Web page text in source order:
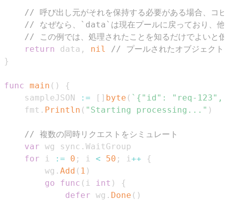
// 呼び出し元がそれを保持する必要がある場合、コ
// なぜなら、`data`は現在プールに戻っており、他
// この例では、処理されたことを知るだけでよいと
return
data , nil
// プールされたオブジェクト
}
func main ( )
{
	sampleJSON
:= [ ] byte ( `{"id": "req-123",
	fmt
. Println ( "Starting processing..." )
// 複数の同時リクエストをシミュレート
var wg sync .
for i := 0 ; i < 50 ; i++
{
		wg
. Add ( 1 )
go
func ( i int )
{
defer wg . Done ( )